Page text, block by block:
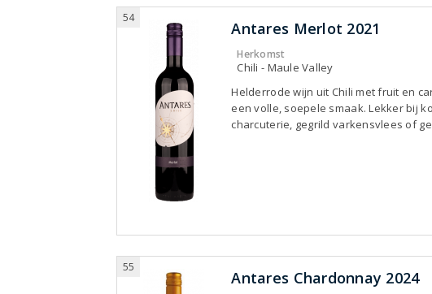
54
Antares Merlot 2021
Herkomst
Chili - Maule Valley
Helderrode wijn uit Chili met fruit en
een volle, soepele smaak. Lekker bij
charcuterie, gegrild varkensvlees of
55
Antares Chardonnay 2024